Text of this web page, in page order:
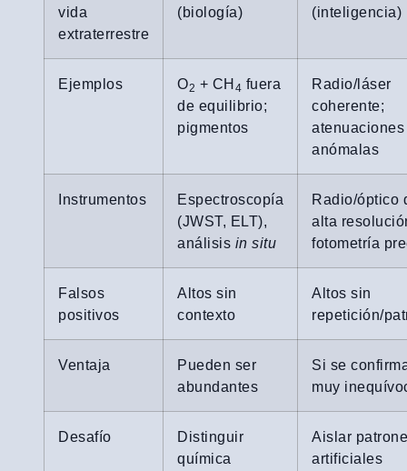
vida
extraterrestre
(biología)
(inteligencia)
Ejemplos O2 + CH4 fuera
de equilibrio;
pigmentos
Radio/láser
coherente;
atenuaciones
anómalas
Instrumentos
Espectroscopía
(JWST, ELT),
análisis in situ
Radio/óptico
alta
fotometría
Falsos
positivos
Altos sin
contexto
Altos sin
repetición/
Ventaja
Pueden ser
abundantes
Si se
muy
Desafío
Distinguir
química
Aislar
artificiales